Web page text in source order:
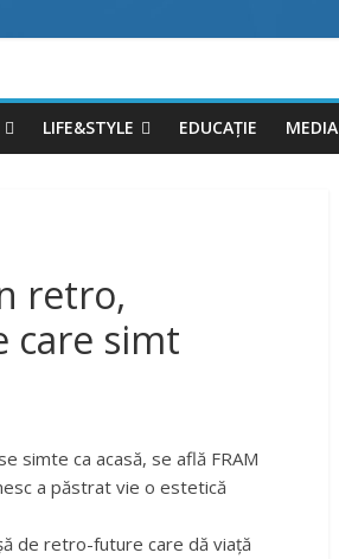
LIFE&STYLE EDUCAȚIE MEDIA
retro,
care simt
simte ca acasă, se află FRAM
a păstrat vie o estetică
de retro-future care dă viață